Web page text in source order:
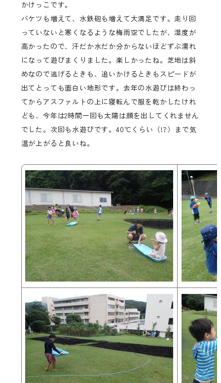
かけっこです。
バケツも増えて、水鉄砲も増えて大満足です。走り回
っていないと寒くなるような梅雨空でしたが、湿度が
高かったので、汗だか水だか分からないほどずぶ濡れ
になって遊びまくりました。楽しかったね。芝地は斜
めなので逃げるときも、追いかけるときもスピードが
出てとっても面白い地形です。去年の水遊びは終わっ
てからアスファルトの上に寝転んで服を乾かしたけれ
ども、今年は2時間一回も太陽は顔を出してくれません
でした。次回も水遊びです。40℃くらい（!?）まで気
温が上がると良いね。